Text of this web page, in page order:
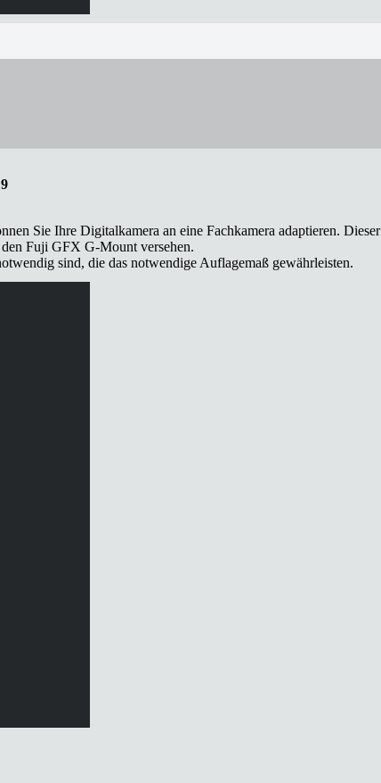
für TK/ST 6×9
Sie Ihre Digitalkamera an eine Fachkamera adaptieren.
Fuji GFX G-Mount versehen.
sind, die das notwendige Auflagemaß gewährleisten.